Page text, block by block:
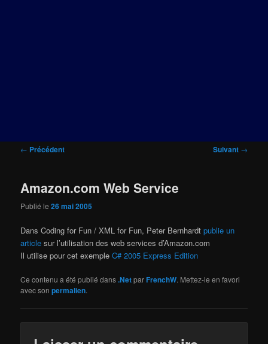
Navigation
← Précédent Suivant →
Amazon.com Web Service
Publié le26 mai 2005
Dans Coding for Fun / XML for Fun, Peter Bernhardtpublie un
article sur l’utilisation des web services d’Amazon.com
Il utilise pour cet exempleC# 2005 Express Edition
Ce contenu a été publié dans.NetparFrenchW. Mettez-le en favori
avec sonpermalien.